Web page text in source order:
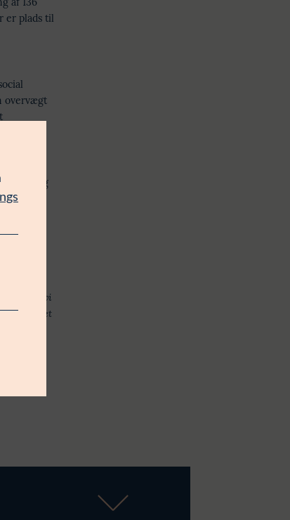
er plads til
overvægt
i
og
at
ene
kan vi